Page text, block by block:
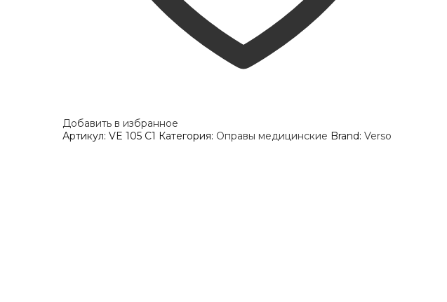
Добавить в избранное
Артикул:VE 105 C1 Категория: Оправы медицинские Brand:Verso